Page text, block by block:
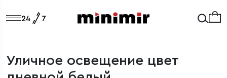
Уличное освещение цвет